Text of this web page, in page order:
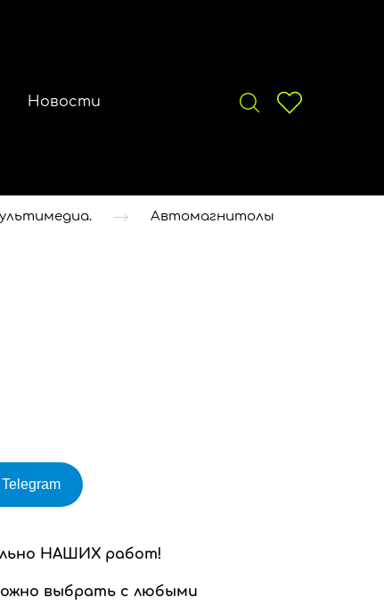
Новости
Автомагнитолы
Telegram
НАШИХ работ!
выбрать с любыми